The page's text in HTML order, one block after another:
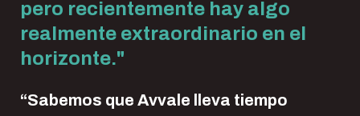
pero recientemente hay algo
realmente extraordinario en el
horizonte."
“Sabemos que Avvale lleva tiempo